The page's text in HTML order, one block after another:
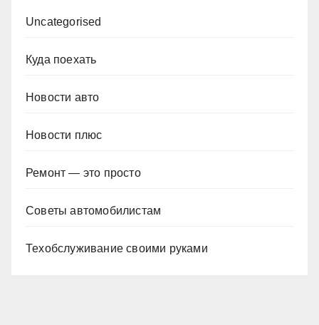
Uncategorised
Куда поехать
Новости авто
Новости плюс
Ремонт — это просто
Советы автомобилистам
Техобслуживание своими руками